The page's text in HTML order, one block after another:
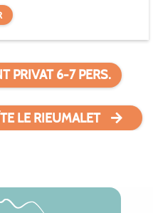
PRIVAT 6-7 PERS.
LE RIEUMALET